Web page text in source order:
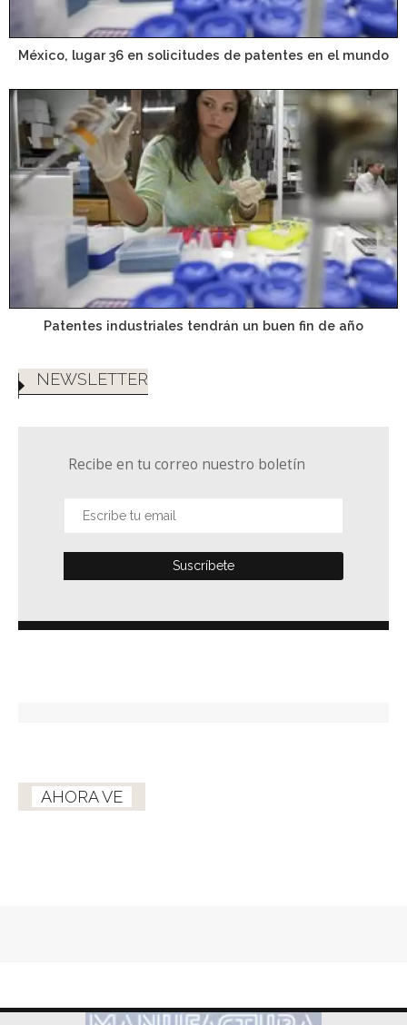
México, lugar 36 en solicitudes de patentes en el mundo
Patentes industriales tendrán un buen fin de año
NEWSLETTER
Recibe en tu correo nuestro boletín
AHORA VE